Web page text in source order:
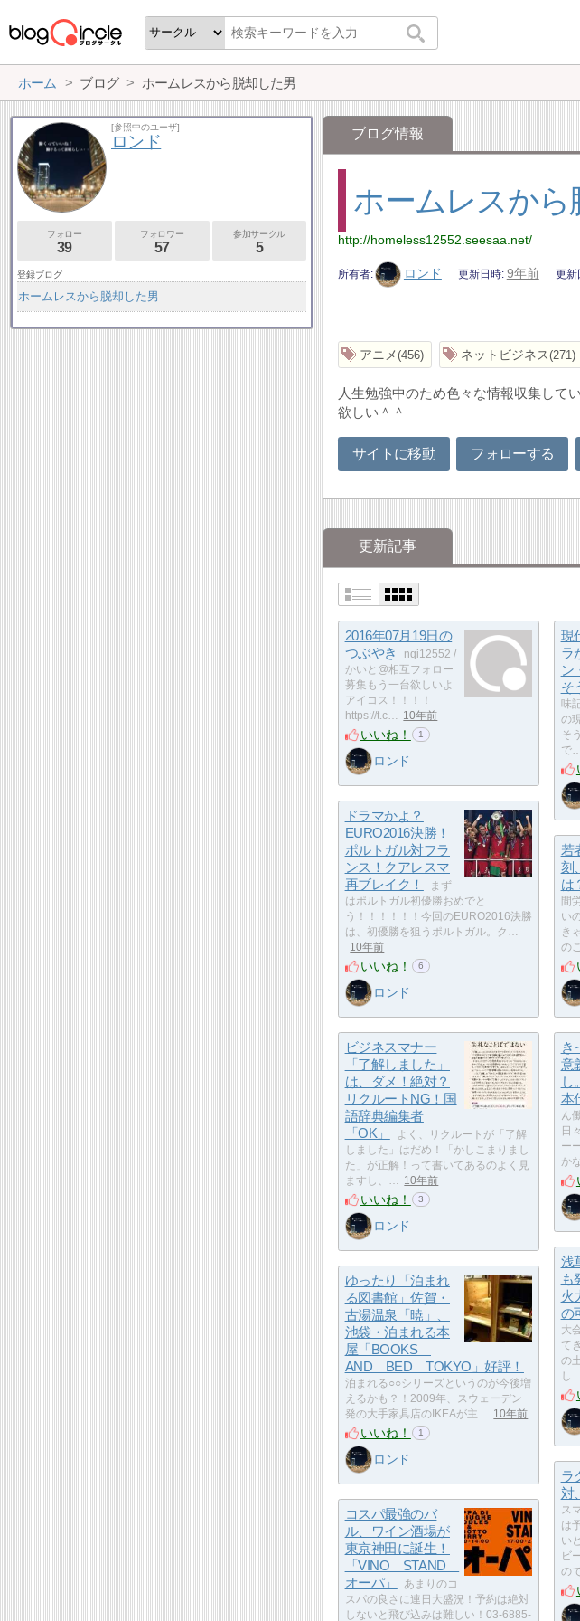
ホーム ブログ ホームレスから脱却した男
ブログ情報
ホームレスから
http://homeless12552.seesaa.net/
所有者 ロンド 更新日時 9年前 更新
アニメ 456 ネットビジネス 271
人生勉強中のため色々な情報収集して
欲しい＾＾
サイトに移動 フォローする
更新記事
2016年07月19日の
つぶやき
nqi12552 /
かいと@相互フォロー
募集もう一台欲しいよ
アイコス！！！！
https://t.c… 10年前
いいね！ 1
ロンド
現
ラ
ン
そ
味
の
そ
で
ドラマかよ？
EURO2016決勝！
ポルトガル対フラ
ンス！クアレスマ
再ブレイク！
まず
はポルトガル初優勝おめでと
う！！！！！！今回のEURO2016決勝
は、初優勝を狙うポルトガル。ク…
10年前
いいね！ 6
ロンド
若
刻
は
間
い
き
の
ビジネスマナー
「了解しました」
は、ダメ！絶対？
リクルートNG！国
語辞典編集者
「OK」
よく、リクルートが「了解
しました」はだめ！「かしこまりまし
た」が正解！って書いてあるのよく見
ますし、… 10年前
いいね！ 3
ロンド
き
意
し
本
ん
日
ー
か
浅
も
火
の
大
て
の
し
ゆったり「泊まれ
る図書館」佐賀・
古湯温泉「暁」、
池袋・泊まれる本
屋「BOOKS
AND BED TOKYO」好評！
泊まれる○○シリーズというのが今後増
えるかも？！2009年、スウェーデン
発の大手家具店のIKEAが主… 10年前
いいね！ 1
ロンド
ラ
対
ス
は
い
ビ
の
コスパ最強のバ
ル、ワイン酒場が
東京神田に誕生！
「VINO STAND
オーパ」
あまりのコ
スパの良さに連日大盛況！予約は絶対
しないと飛び込みは難しい！03-6885-
[参照中のユーザ]
ロンド
フォロー
39
フォロワー
57
参加サークル
5
登録ブログ
ホームレスから脱却した男